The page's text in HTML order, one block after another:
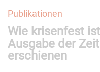
für
Publikationen
Wie krisenfest
Ausgabe der
erschienen